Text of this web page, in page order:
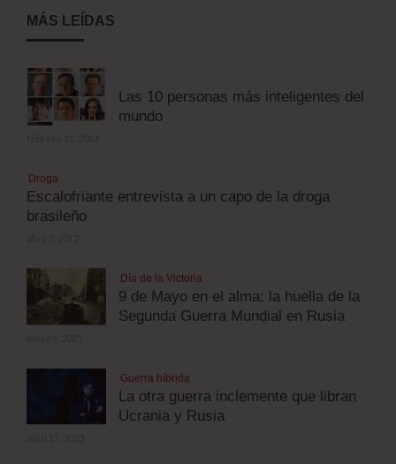
MÁS LEÍDAS
Las 10 personas más inteligentes del
mundo
Droga
Escalofriante entrevista a un capo de la droga
brasileño
Día de la Victoria
9 de Mayo en el alma: la huella de la
Segunda Guerra Mundial en Rusia
Guerra híbrida
La otra guerra inclemente que libran
Ucrania y Rusia